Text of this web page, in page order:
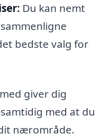
Du kan nemt
bedste valg for
giver dig
med at du
nærområde.